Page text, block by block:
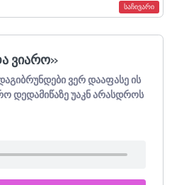
საჩივარი
ვიარო»
ვერ დააფასე ის
დედამიწაზე უაკნ არასდროს